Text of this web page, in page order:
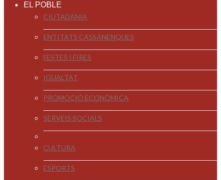
EL POBLE
CIUTADANIA
ENTITATS CASSANENQUES
FESTES I FIRES
IGUALTAT
PROMOCIÓ ECONÒMICA
SERVEIS SOCIALS
CULTURA
ESPORTS